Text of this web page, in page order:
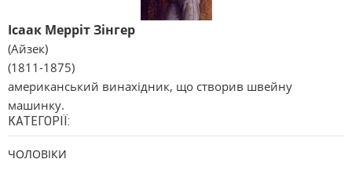
Ісаак Мерріт Зінгер
(Айзек)
(1811-1875)
американський винахідник, що створив швейну
машинку.
КАТЕГОРІЇ:
ЧОЛОВІКИ